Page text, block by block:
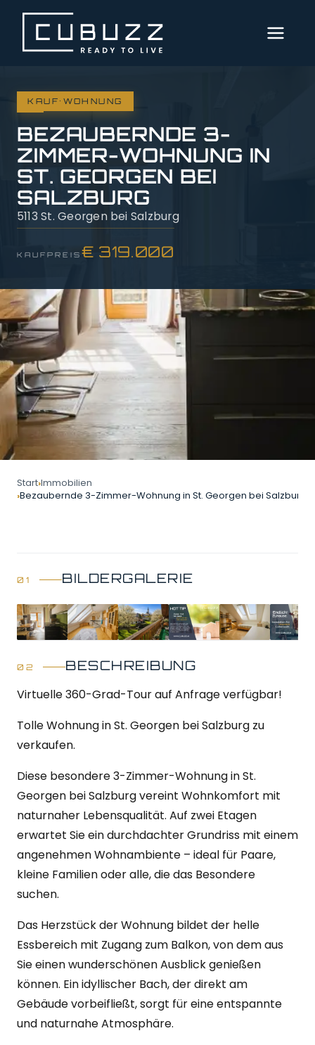
MENÜ
AKTUELLE
IMMOBILIEN
DIENSTLEISTUNGEN
ÜBER
UNS
DATENSCHUTZ
KAUF · WOHNUNG
BEZAUBERNDE 3-
ZIMMER-WOHNUNG IN
ST. GEORGEN BEI
SALZBURG
5113 St. Georgen bei Salzburg
KAUFPREIS € 319.000
Start Immobilien
Bezaubernde 3-Zimmer-Wohnung in St. Georgen bei Salzburg
BILDERGALERIE
GALERIE ÖFFNEN 9 Bilder
BESCHREIBUNG
Virtuelle 360-Grad-Tour auf Anfrage verfügbar!
Tolle Wohnung in St. Georgen bei Salzburg zu
verkaufen.
Diese besondere 3-Zimmer-Wohnung in St.
Georgen bei Salzburg vereint Wohnkomfort mit
naturnaher Lebensqualität. Auf zwei Etagen
erwartet Sie ein durchdachter Grundriss mit einem
angenehmen Wohnambiente – ideal für Paare,
kleine Familien oder alle, die das Besondere
suchen.
Das Herzstück der Wohnung bildet der helle
Essbereich mit Zugang zum Balkon, von dem aus
Sie einen wunderschönen Ausblick genießen
können. Ein idyllischer Bach, der direkt am
Gebäude vorbeifließt, sorgt für eine entspannte
und naturnahe Atmosphäre.